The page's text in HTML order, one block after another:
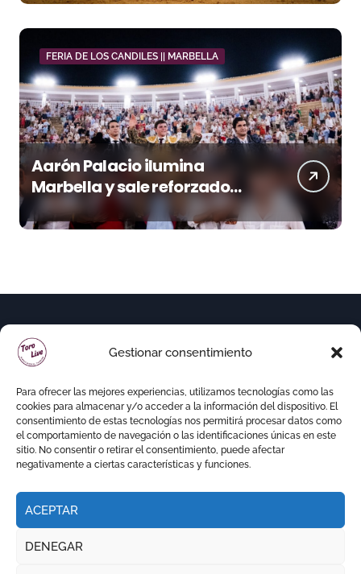
Gestionar consentimiento
Para ofrecer las mejores experiencias, utilizamos tecnologías como las
cookies para almacenar y/o acceder a la información del dispositivo. El
consentimiento de estas tecnologías nos permitirá procesar datos como
el comportamiento de navegación o las identificaciones únicas en este
sitio. No consentir o retirar el consentimiento, puede afectar
negativamente a ciertas características y funciones.
ACEPTAR
DENEGAR
FERIA DE LOS CANDILES || MARBELLA
Aarón Palacio ilumina
Marbella y sale reforzado
junto a Manzanares y
Morante
Copyright © Todos los derechos reservados